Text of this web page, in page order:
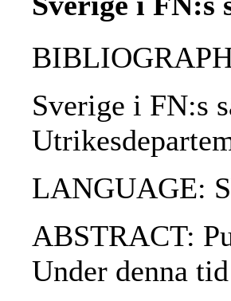
Sverige i FN:s
LANGUAGE:
ABSTRACT:
Under denna